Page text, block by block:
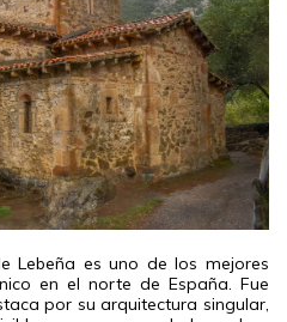
Lebeña es uno de los mejores
en el norte de España. Fue
por su arquitectura singular,